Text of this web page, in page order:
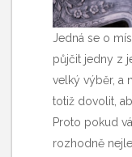
Jedná se o
půjčit jedny z
velký výběr, a
totiž dovolit,
Proto pokud
rozhodně